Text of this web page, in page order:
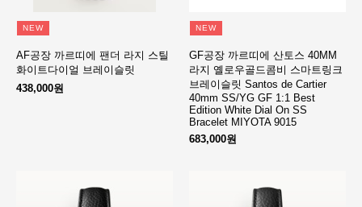
NEW
AF공장 까르띠에 팬더 라지 스틸
화이트다이얼 브레이슬릿
438,000원
NEW
GF공장 까르띠에 산토스 40MM
라지 옐로우골드콤비 스마트링크
브레이슬릿 Santos de Cartier
40mm SS/YG GF 1:1 Best
Edition White Dial On SS
Bracelet MIYOTA 9015
683,000원